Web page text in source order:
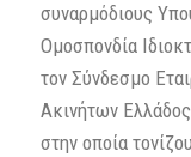
συναρμόδιους
Ομοσπονδία
τον Σύνδεσμο
Ακινήτων
στην οποία